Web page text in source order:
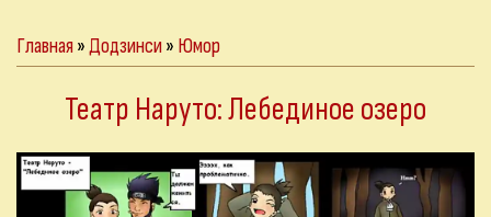
Главная»Додзинси» Юмор
Театр Наруто: Лебединое озеро